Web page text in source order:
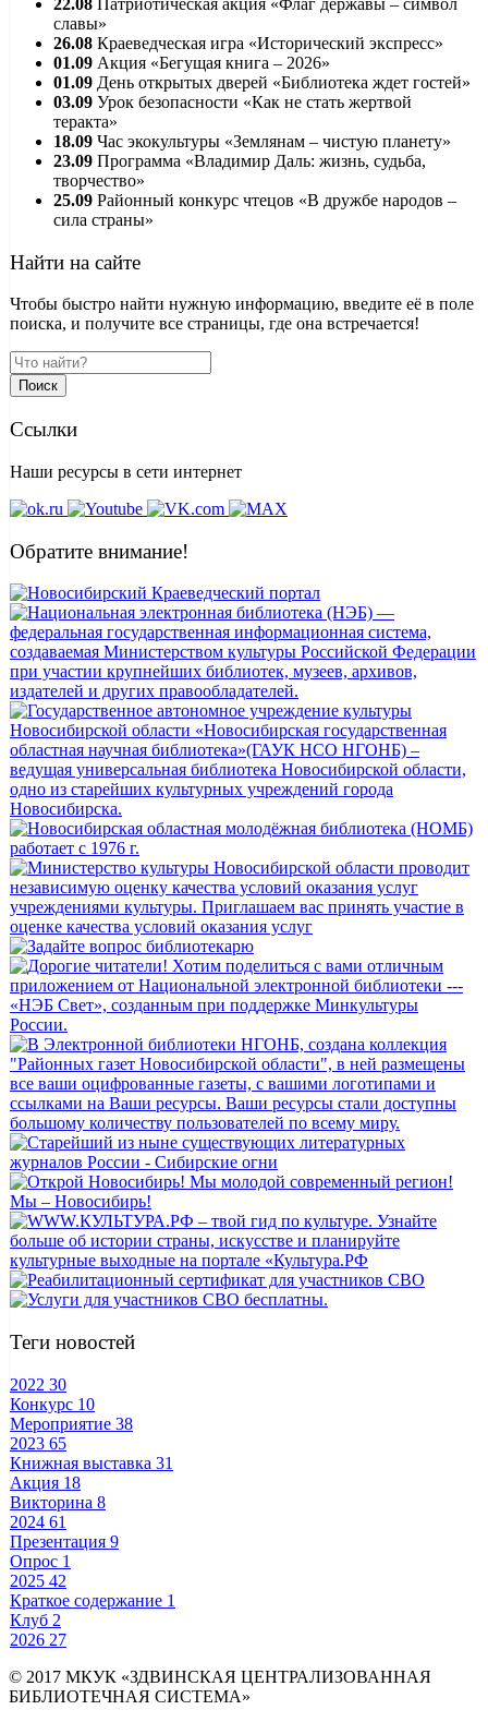
22.08 Патриотическая акция «Флаг державы – символ
славы»
26.08 Краеведческая игра «Исторический экспресс»
01.09 Акция «Бегущая книга – 2026»
01.09 День открытых дверей «Библиотека ждет гостей»
03.09 Урок безопасности «Как не стать жертвой
теракта»
18.09 Час экокультуры «Землянам – чистую планету»
23.09 Программа «Владимир Даль: жизнь, судьба,
творчество»
25.09 Районный конкурс чтецов «В дружбе народов –
сила страны»
Найти на сайте
Чтобы быстро найти нужную информацию, введите её в поле
поиска, и получите все страницы, где она встречается!
Поиск
Ссылки
Наши ресурсы в сети интернет
Обратите внимание!
Теги новостей
2022 30
Конкурс 10
Мероприятие 38
2023 65
Книжная выставка 31
Акция 18
Викторина 8
2024 61
Презентация 9
Опрос 1
2025 42
Краткое содержание 1
Клуб 2
2026 27
© 2017 МКУК «ЗДВИНСКАЯ ЦЕНТРАЛИЗОВАННАЯ
БИБЛИОТЕЧНАЯ СИСТЕМА»